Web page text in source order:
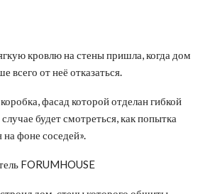
кровлю на стены пришла, когда дом
всего от неё отказаться.
фасад которой отделан гибкой
будет смотреться, как попытка
фоне соседей».
FORUMHOUSE